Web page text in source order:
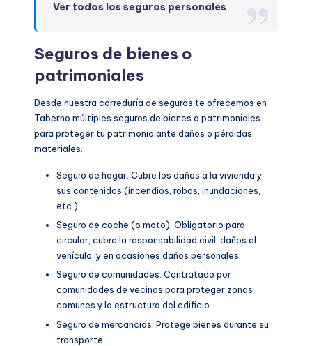
Ver todos los seguros personales
Seguros de bienes o
patrimoniales
Desde nuestra correduría de seguros te ofrecemos en
Taberno múltiples seguros de bienes o patrimoniales
para proteger tu patrimonio ante daños o pérdidas
materiales.
Seguro de hogar: Cubre los daños a la vivienda y
sus contenidos (incendios, robos, inundaciones,
etc.).
Seguro de coche (o moto): Obligatorio para
circular, cubre la responsabilidad civil, daños al
vehículo, y en ocasiones daños personales.
Seguro de comunidades: Contratado por
comunidades de vecinos para proteger zonas
comunes y la estructura del edificio.
Seguro de mercancías: Protege bienes durante su
transporte.